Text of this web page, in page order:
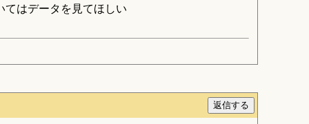
てはデータを見てほしい